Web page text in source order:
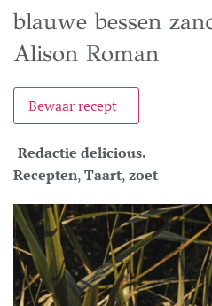
blauwe bessen
Alison Roman
Bewaar recept
Redactie delicious.
Recepten,Taart,zoet